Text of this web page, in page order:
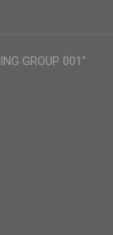
GROUP 001"